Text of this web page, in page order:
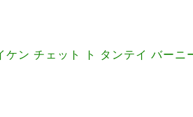
ン チェット ト タンテイ バーニ